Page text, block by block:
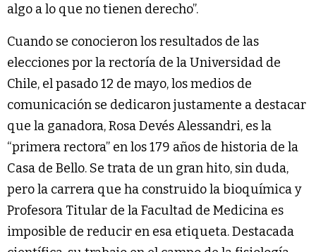
algo a lo que no tienen derecho”.
Cuando se conocieron los resultados de las
elecciones por la rectoría de la Universidad de
Chile, el pasado 12 de mayo, los medios de
comunicación se dedicaron justamente a destacar
que la ganadora, Rosa Devés Alessandri, es la
“primera rectora” en los 179 años de historia de la
Casa de Bello. Se trata de un gran hito, sin duda,
pero la carrera que ha construido la bioquímica y
Profesora Titular de la Facultad de Medicina es
imposible de reducir en esa etiqueta. Destacada